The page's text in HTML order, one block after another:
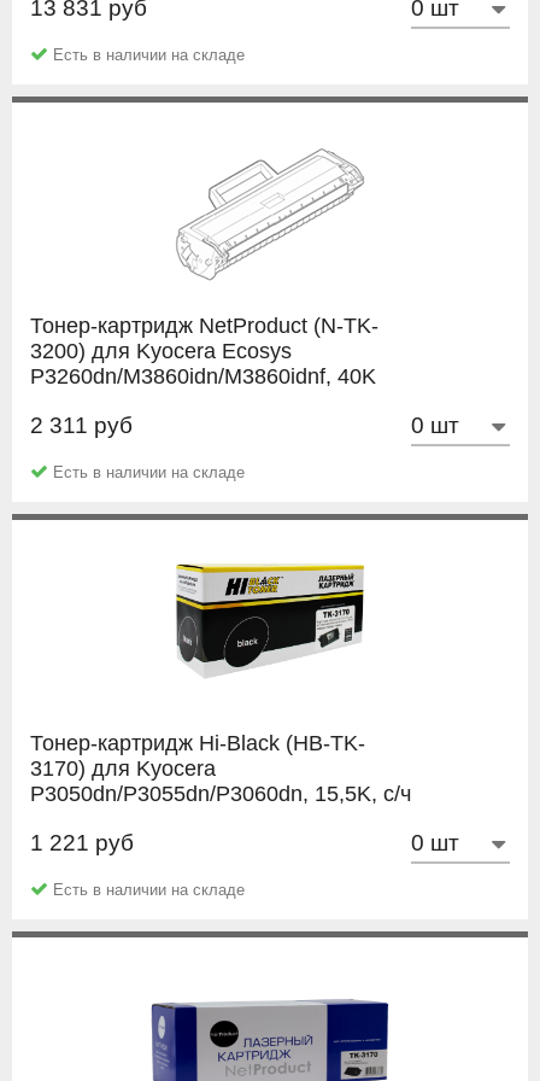
13 831 руб
Есть в наличии на складе
Тонер-картридж NetProduct (N-TK-
3200) для Kyocera Ecosys
P3260dn/M3860idn/M3860idnf, 40K
NetProduct
2 311 руб
Есть в наличии на складе
Тонер-картридж Hi-Black (HB-TK-
3170) для Kyocera
P3050dn/P3055dn/P3060dn, 15,5K, с/ч
Hi-Black
1 221 руб
Есть в наличии на складе